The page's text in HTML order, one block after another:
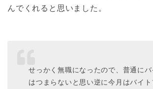
んでくれると思いました。
せっかく無職になったので、普通に
はつまらないと思い逆に今月はバイ